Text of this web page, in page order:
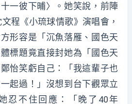
一彼下晡〉。她笑說，前陣
程《小琉球情歌》演唱會，
形容是「沉魚落雁、國色天
標題竟直接封她為「國色天
怡笑虧自己：「我這輩子也
起過！」沒想到台下觀眾立
忍不住回應：「晚了40年